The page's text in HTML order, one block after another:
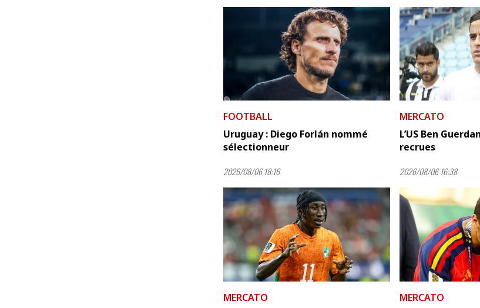
FOOTBALL
Uruguay : Diego Forlán nommé
sélectionneur
2026/08/06 18:16
MERCATO
L’US Ben
recrues
2026/08/06 16:38
MERCATO
MERCATO